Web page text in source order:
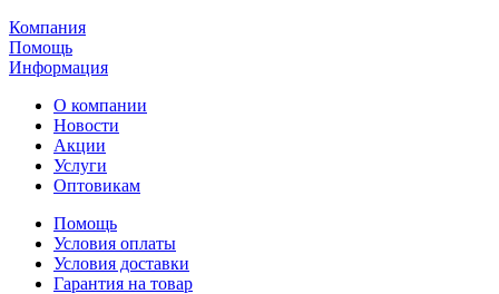
Компания
Помощь
Информация
О компании
Новости
Акции
Услуги
Оптовикам
Помощь
Условия оплаты
Условия доставки
Гарантия на товар